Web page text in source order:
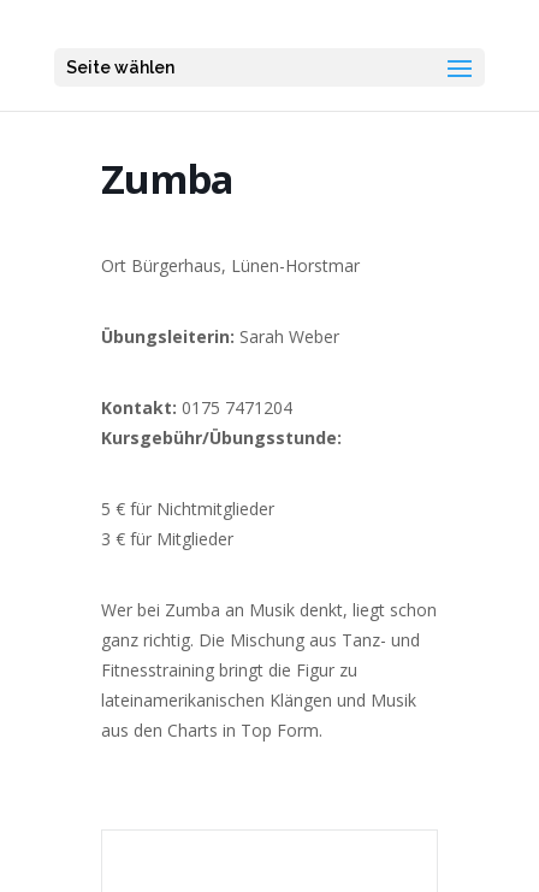
Seite wählen
Zumba
Ort Bürgerhaus, Lünen-Horstmar
Übungsleiterin: Sarah Weber
Kontakt: 0175 7471204
Kursgebühr/Übungsstunde:
5 € für Nichtmitglieder
3 € für Mitglieder
Wer bei Zumba an Musik denkt, liegt schon
ganz richtig. Die Mischung aus Tanz- und
Fitnesstraining bringt die Figur zu
lateinamerikanischen Klängen und Musik
aus den Charts in Top Form.